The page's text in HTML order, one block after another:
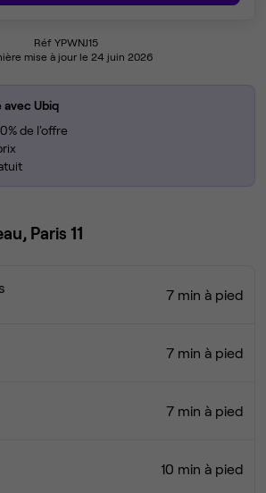
Réf YPWNJ15
mise à jour le 24 juin 2026
avec Ubiq
de l'offre
Paris 11
7 min à pied
7 min à pied
7 min à pied
10 min à pied